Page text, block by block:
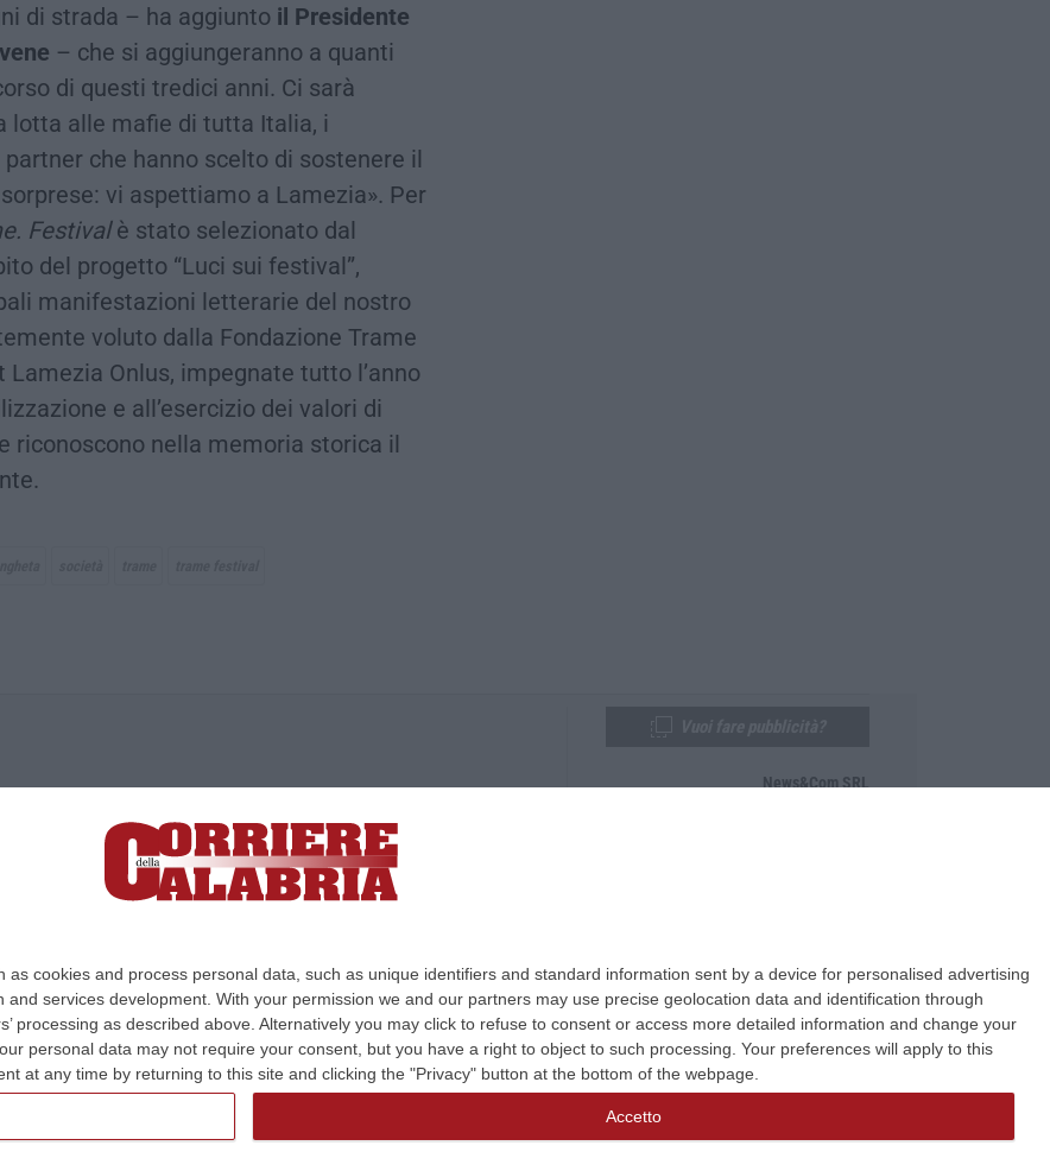
cookies and process personal data, such as unique identifiers and standard information sent by a device for personalised advertising
services development. With your permission we and our partners may use precise geolocation data and identification through
processing as described above. Alternatively you may click to refuse to consent or access more detailed information and change your
personal data may not require your consent, but you have a right to object to such processing. Your preferences will apply to this
at any time by returning to this site and clicking the "Privacy" button at the bottom of the webpage.
Accetto
di strada – ha aggiunto il Presidente
– che si aggiungeranno a quanti
di questi tredici anni. Ci sarà
lotta alle mafie di tutta Italia, i
che hanno scelto di sostenere il
vi aspettiamo a Lamezia». Per
Festivalè stato selezionato dal
del progetto “Luci sui festival”,
manifestazioni letterarie del nostro
voluto dalla Fondazione Trame
Lamezia Onlus, impegnate tutto l’anno
e all’esercizio dei valori di
riconoscono nella memoria storica il
Terme (CZ)
responsabile Paola Militano |Privacy
News&Com SRL
Design: cfweb